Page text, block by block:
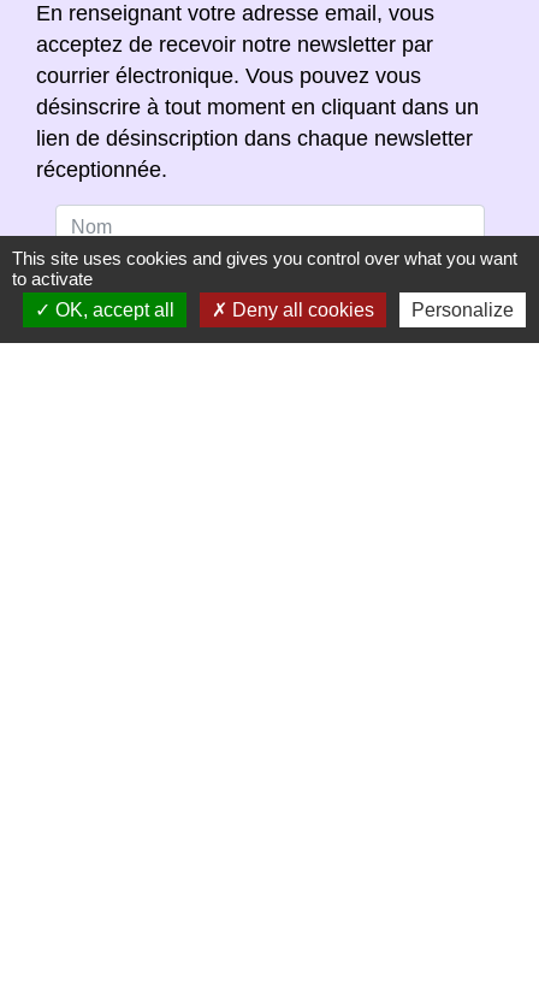
En renseignant votre adresse email, vous
acceptez de recevoir notre newsletter par
courrier électronique. Vous pouvez vous
désinscrire à tout moment en cliquant dans un
lien de désinscription dans chaque newsletter
réceptionnée.
This site uses cookies and gives you control over what you want
to activate
OK, accept all
Deny all cookies Personalize